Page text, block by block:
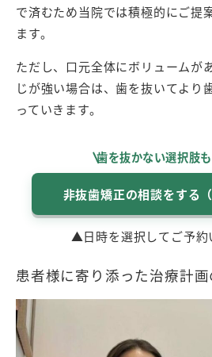
で済むため当院では積極的にご提
ます。
ただし、口元全体にボリュームが
じが強い場合は、歯を抜いてより
っていきます。
歯を抜かない選択肢
非抜歯矯正の相談をする（
▲日時を選択してご予約
患者様に寄り添った治療計